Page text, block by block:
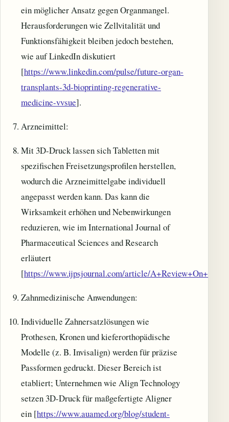
ein möglicher Ansatz gegen Organmangel.
Herausforderungen wie Zellvitalität und
Funktionsfähigkeit bleiben jedoch bestehen,
wie auf LinkedIn diskutiert
[https://www.linkedin.com/pulse/future-organ-
transplants-3d-bioprinting-regenerative-
medicine-vvsue].
Arzneimittel:
Mit 3D-Druck lassen sich Tabletten mit
spezifischen Freisetzungsprofilen herstellen,
wodurch die Arzneimittelgabe individuell
angepasst werden kann. Das kann die
Wirksamkeit erhöhen und Nebenwirkungen
reduzieren, wie im International Journal of
Pharmaceutical Sciences and Research
erläutert
[https://www.ijpsjournal.com/article/
Zahnmedizinische Anwendungen:
Individuelle Zahnersatzlösungen wie
Prothesen, Kronen und kieferorthopädische
Modelle (z. B. Invisalign) werden für präzise
Passformen gedruckt. Dieser Bereich ist
etabliert; Unternehmen wie Align Technology
setzen 3D-Druck für maßgefertigte Aligner
ein [https://www.auamed.org/blog/student-